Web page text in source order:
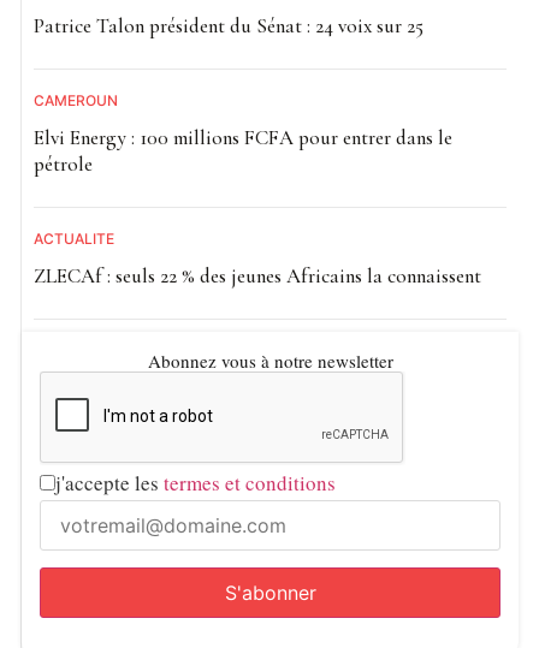
Patrice Talon président du Sénat : 24 voix sur 25
CAMEROUN
Elvi Energy : 100 millions FCFA pour entrer dans le
pétrole
ACTUALITE
ZLECAf : seuls 22 % des jeunes Africains la connaissent
Abonnez vous à notre newsletter
j'accepte les termes et conditions